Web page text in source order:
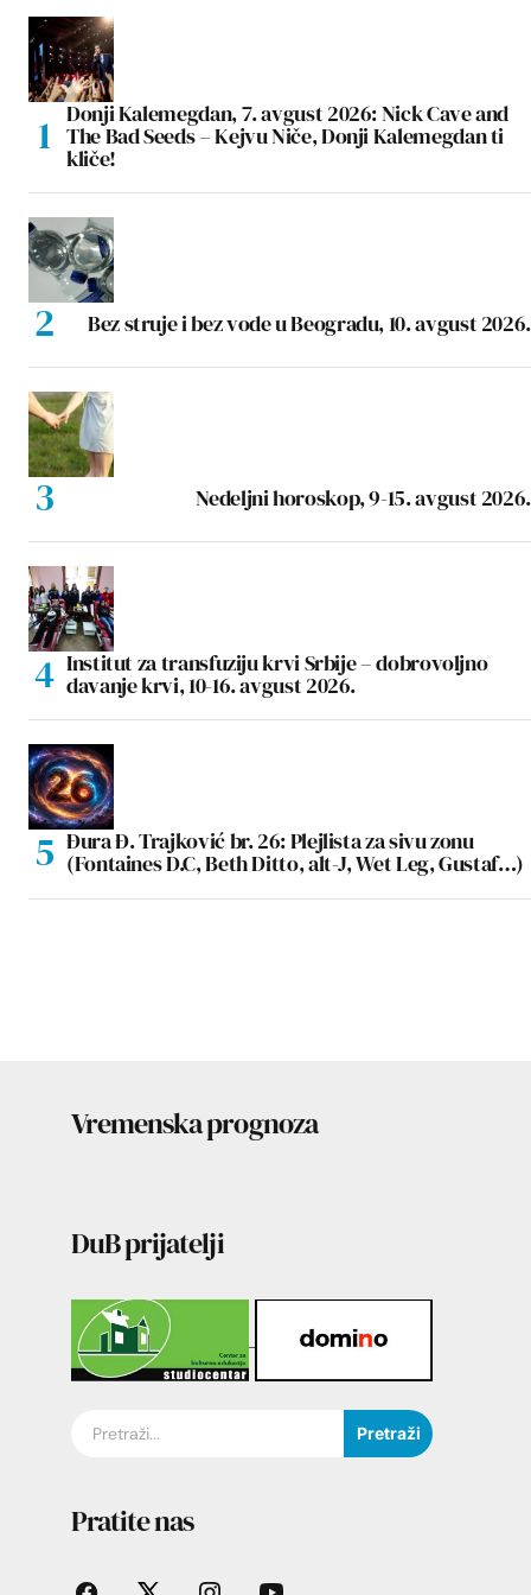
Donji Kalemegdan, 7. avgust 2026: Nick Cave and
The Bad Seeds – Kejvu Niče, Donji Kalemegdan ti
kliče!
Bez struje i bez vode u Beogradu, 10. avgust 2026.
Nedeljni horoskop, 9-15. avgust 2026.
Institut za transfuziju krvi Srbije – dobrovoljno
davanje krvi, 10-16. avgust 2026.
Đura Đ. Trajković br. 26: Plejlista za sivu zonu
(Fontaines D.C, Beth Ditto, alt-J, Wet Leg, Gustaf…)
Vremenska prognoza
DuB prijatelji
Pretraži
Pratite nas